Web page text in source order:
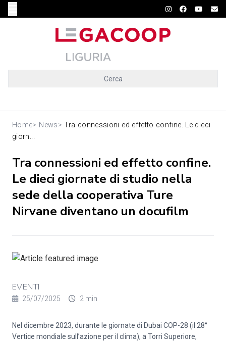
Cerca
Home> News> Tra connessioni ed effetto confine. Le dieci
giorn...
Tra connessioni ed effetto confine.
Le dieci giornate di studio nella
sede della cooperativa Ture
Nirvane diventano un docufilm
EVENTI
25/07/2025 2 min
Nel dicembre 2023, durante le giornate di Dubai COP-28 (il 28°
Vertice mondiale sull’azione per il clima), a Torri Superiore,